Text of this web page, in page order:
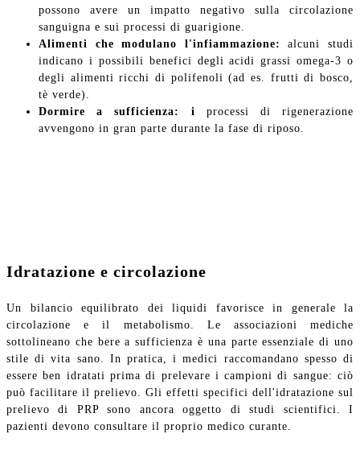
possono avere un impatto negativo sulla circolazione
sanguigna e sui processi di guarigione.
Alimenti che modulano l'infiammazione:
alcuni studi
indicano i possibili benefici degli acidi grassi omega-3 o
degli alimenti ricchi di polifenoli (ad es. frutti di bosco,
tè verde).
Dormire a sufficienza: i processi di rigenerazione
avvengono in gran parte durante la fase di riposo.
Idratazione e circolazione
Un bilancio equilibrato dei liquidi favorisce in generale la
circolazione e il metabolismo. Le associazioni mediche
sottolineano che bere a sufficienza è una parte essenziale di uno
stile di vita sano. In pratica, i medici raccomandano spesso di
essere ben idratati prima di prelevare i campioni di sangue: ciò
può facilitare il prelievo. Gli effetti specifici dell'idratazione sul
prelievo di PRP sono ancora oggetto di studi scientifici. I
pazienti devono consultare il proprio medico curante.